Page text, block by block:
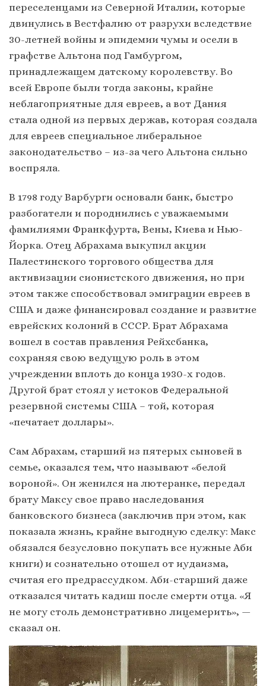
переселенцами из Северной Италии, которые
двинулись в Вестфалию от разрухи вследствие
30-летней войны и эпидемии чумы и осели в
графстве Альтона под Гамбургом,
принадлежащем датскому королевству. Во
всей Европе были тогда законы, крайне
неблагоприятные для евреев, а вот Дания
стала одной из первых держав, которая создала
для евреев специальное либеральное
законодательство – из-за чего Альтона сильно
воспряла.
В 1798 году Варбурги основали банк, быстро
разбогатели и породнились с уважаемыми
фамилиями Франкфурта, Вены, Киева и Нью-
Йорка. Отец Абрахама выкупил акции
Палестинского торгового общества для
активизации сионистского движения, но при
этом также способствовал эмиграции евреев в
США и даже финансировал создание и развитие
еврейских колоний в СССР. Брат Абрахама
вошел в состав правления Рейхсбанка,
сохраняя свою ведущую роль в этом
учреждении вплоть до конца 1930-х годов.
Другой брат стоял у истоков Федеральной
резервной системы США – той, которая
«печатает доллары».
Сам Абрахам, старший из пятерых сыновей в
семье, оказался тем, что называют «белой
вороной». Он женился на лютеранке, передал
брату Максу свое право наследования
банковского бизнеса (заключив при этом, как
показала жизнь, крайне выгодную сделку: Макс
обязался безусловно покупать все нужные Аби
книги) и сознательно отошел от иудаизма,
считая его предрассудком. Аби-старший даже
отказался читать кадиш после смерти отца. «Я
не могу столь демонстративно лицемерить», —
сказал он.